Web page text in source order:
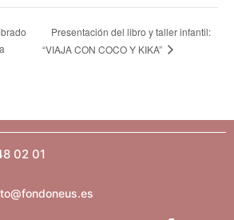
Presentación del libro y taller infantil:
“VIAJA CON COCO Y KIKA”
02 01